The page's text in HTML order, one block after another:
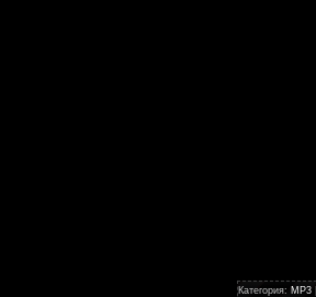
Категория: MP3